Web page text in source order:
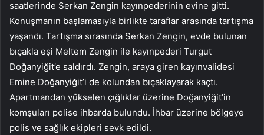
saatlerinde Serkan Zengin kayınpederinin evine gitti.
Konuşmanın başlamasıyla birlikte taraflar arasında tartışma
yaşandı. Tartışma sırasında Serkan Zengin, evde bulunan
bıçakla eşi Meltem Zengin ile kayınpederi Turgut
Doğanyiğit’e saldırdı. Zengin, araya giren kayınvalidesi
Emine Doğanyiğit’i de kolundan bıçaklayarak kaçtı.
Apartmandan yükselen çığlıklar üzerine Doğanyiğit’in
komşuları polise ihbarda bulundu. İhbar üzerine bölgeye
polis ve sağlık ekipleri sevk edildi.